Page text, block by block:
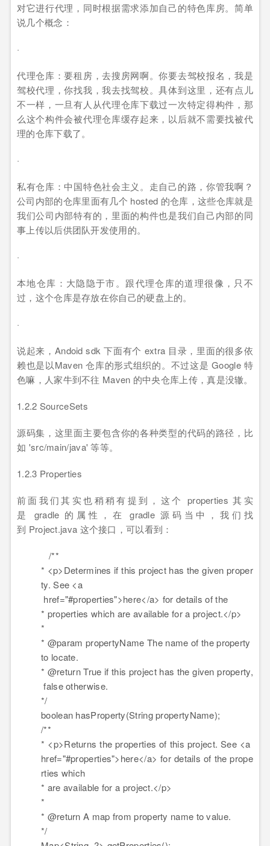
对它进行代理，同时根据需求添加自己的特色库房。简单
说几个概念：
·
代理仓库：要租房，去搜房网啊。你要去驾校报名，我是
驾校代理，你找我，我去找驾校。具体到这里，还有点儿
不一样，一旦有人从代理仓库下载过一次特定得构件，那
么这个构件会被代理仓库缓存起来，以后就不需要找被代
理的仓库下载了。
·
私有仓库：中国特色社会主义。走自己的路，你管我啊？
公司内部的仓库里面有几个 hosted 的仓库，这些仓库就是
我们公司内部特有的，里面的构件也是我们自己内部的同
事上传以后供团队开发使用的。
·
本地仓库：大隐隐于市。跟代理仓库的道理很像，只不
过，这个仓库是存放在你自己的硬盘上的。
·
说起来，Andoid sdk 下面有个 extra 目录，里面的很多依
赖也是以Maven 仓库的形式组织的。不过这是 Google 特
色嘛，人家牛到不往 Maven 的中央仓库上传，真是没辙。
1.2.2 SourceSets
源码集，这里面主要包含你的各种类型的代码的路径，比
如 'src/main/java' 等等。
1.2.3 Properties
前面我们其实也稍稍有提到，这个 properties 其实
是 gradle 的属性，在 gradle 源码当中，我们找
到 Project.java 这个接口，可以看到：
/**
* <p>Determines if this project has the given proper
ty. See <a
href="#properties">here</a> for details of the
* properties which are available for a project.</p>
*
* @param propertyName The name of the property
to locate.
* @return True if this project has the given property,
false otherwise.
*/
boolean hasProperty(String propertyName);
/**
* <p>Returns the properties of this project. See <a
href="#properties">here</a> for details of the prope
rties which
* are available for a project.</p>
*
* @return A map from property name to value.
*/